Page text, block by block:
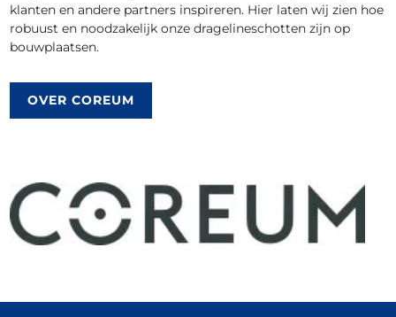
klanten en andere partners inspireren. Hier laten wij zien hoe
robuust en noodzakelijk onze dragelineschotten zijn op
bouwplaatsen.
OVER COREUM